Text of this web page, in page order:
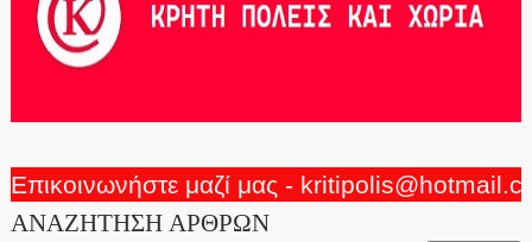
Επικοινωνήστε μαζί μας -
ΑΝΑΖΗΤΗΣΗ ΑΡΘΡΩΝ